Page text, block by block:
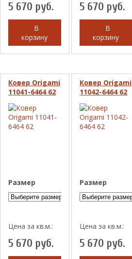
5 670 руб.
В
корзину
5 670 руб.
В
корзину
Ковер Origami
11041-6464 62
Размер
Цена за кв.м.:
5 670 руб.
Ковер Origami
11042-6464 62
Размер
Цена за кв.м.:
5 670 руб.